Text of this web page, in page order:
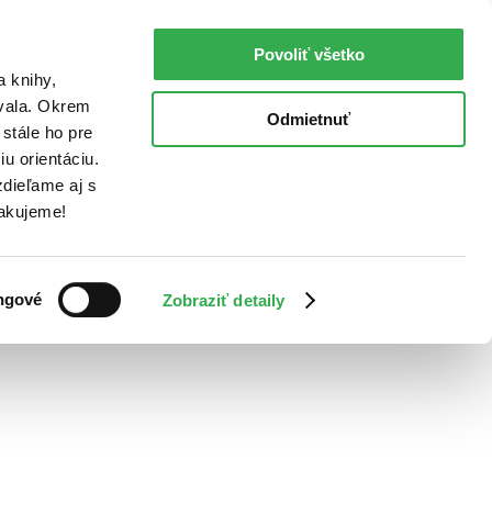
knihy,
Okrem
ho pre
orientáciu.
aj s
Zobraziť detaily
Povoliť všetko
Odmietnuť